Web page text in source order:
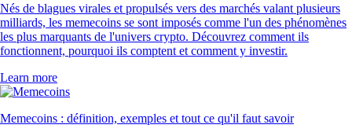
Nés de blagues virales et propulsés vers des marchés valant plusieurs
milliards, les memecoins se sont imposés comme l'un des phénomènes
les plus marquants de l'univers crypto. Découvrez comment ils
fonctionnent, pourquoi ils comptent et comment y investir.
Learn more
Memecoins : définition, exemples et tout ce qu'il faut savoir